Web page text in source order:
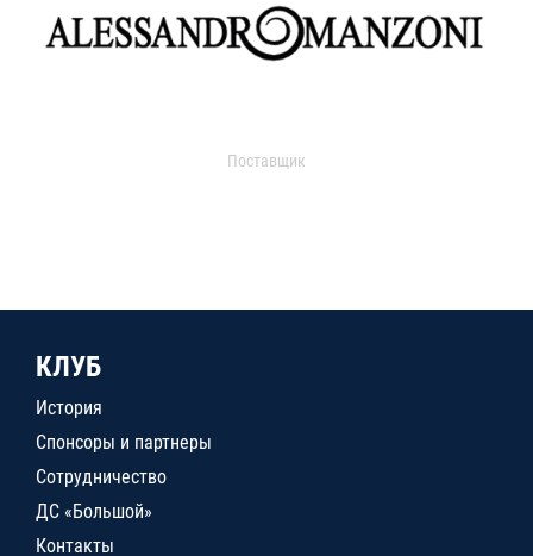
Поставщик
КЛУБ
История
Спонсоры и партнеры
Сотрудничество
ДС «Большой»
Контакты